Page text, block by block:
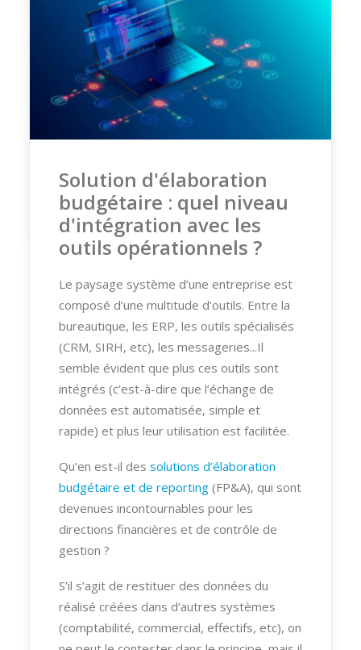
la traçabilité des données sources, en
partageant des rapports explicites avec le
plus grand nombre, on tire au mieux profit
des données comptables sans s’y
contraindre.
Pour en savoir plus,demandez une
by Laurent Allais
Solution d'élaboration
budgétaire : quel niveau
d'intégration avec les
outils opérationnels ?
Le paysage système d’une entreprise est
composé d’une multitude d’outils. Entre la
bureautique, les ERP, les outils spécialisés
(CRM, SIRH, etc), les messageries...Il
semble évident que plus ces outils sont
intégrés (c’est-à-dire que l’échange de
données est automatisée, simple et
rapide) et plus leur utilisation est facilitée.
Qu’en est-il des solutions d’élaboration
budgétaire et de reporting (FP&A), qui sont
devenues incontournables pour les
directions financières et de contrôle de
gestion ?
S’il s’agit de restituer des données du
réalisé créées dans d’autres systèmes
(comptabilité, commercial, effectifs, etc), on